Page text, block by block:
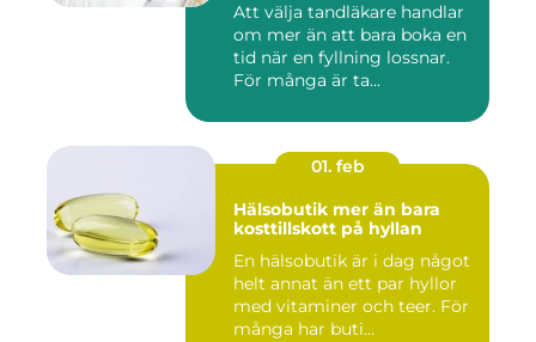
Att välja tandläkare handlar
om mer än att bara boka en
tid när en fyllning lossnar.
För många är ta...
01. feb
Hälsobutik mer än bara
kosttillskott på hyllan
En hälsobutik är i dag något
helt annat än ett par hyllor
med vitaminer och teer. För
många har buti...